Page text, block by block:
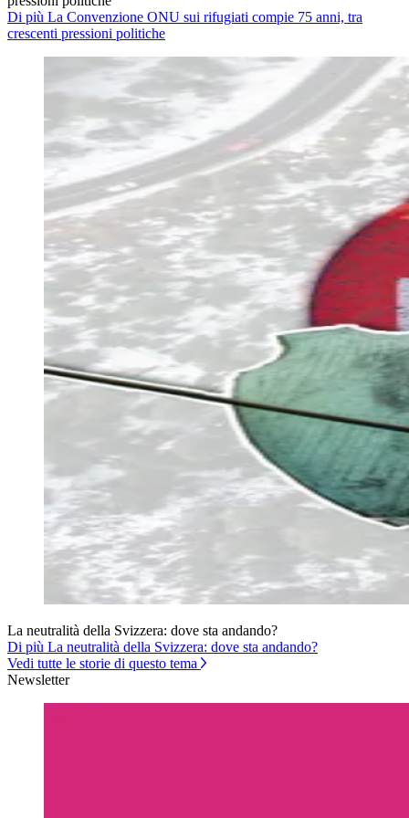
Di più La Convenzione ONU sui rifugiati compie 75 anni, tra
crescenti pressioni politiche
La neutralità della Svizzera: dove sta andando?
Di più La neutralità della Svizzera: dove sta andando?
Vedi tutte le storie di questo tema
Newsletter